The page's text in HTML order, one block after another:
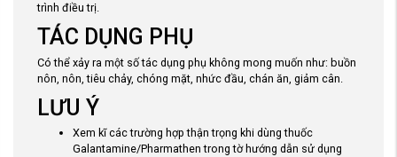
trình điều trị.
TÁC DỤNG PHỤ
Có thể xảy ra một số tác dụng phụ không mong muốn như: buồn
nôn, nôn, tiêu chảy, chóng mặt, nhức đầu, chán ăn, giảm cân.
LƯU Ý
Xem kĩ các trường hợp thận trọng khi dùng thuốc
Galantamine/Pharmathen trong tờ hướng dẫn sử dụng